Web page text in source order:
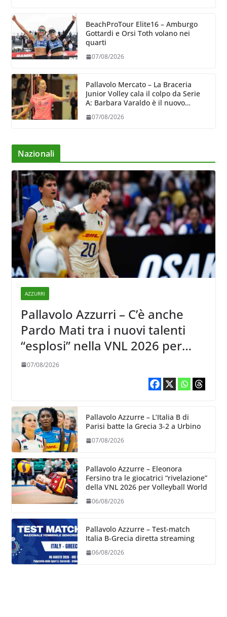
BeachProTour Elite16 – Amburgo
Gottardi e Orsi Toth volano nei
quarti
07/08/2026
Pallavolo Mercato – La Braceria
Junior Volley cala il colpo da Serie
A: Barbara Varaldo è il nuovo
07/08/2026
Nazionali
AZZURRI
Pallavolo Azzurri – C’è anche
Pardo Mati tra i nuovi talenti
“esplosi” nella VNL 2026 per
Volleyball World
07/08/2026
Pallavolo Azzurre – L’Italia B di
Parisi batte la Grecia 3-2 a Urbino
07/08/2026
Pallavolo Azzurre – Eleonora
Fersino tra le giocatrici “rivelazione”
della VNL 2026 per Volleyball World
06/08/2026
Pallavolo Azzurre – Test-match
Italia B-Grecia diretta streaming
06/08/2026